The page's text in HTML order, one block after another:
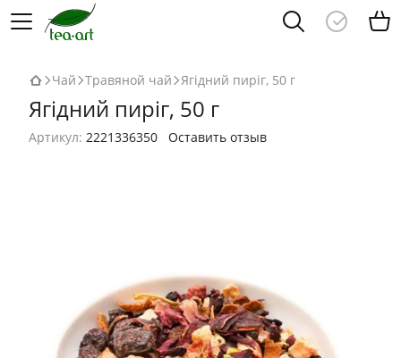
Чай Травяной чай Ягідний пиріг, 50 г
Ягідний пиріг, 50 г
Артикул: 2221336350 Оставить отзыв